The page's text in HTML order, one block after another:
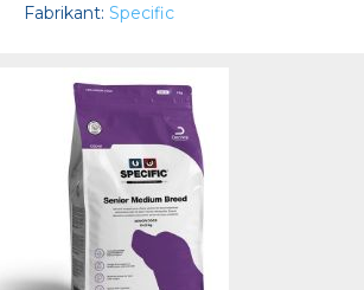
Fabrikant: Specific